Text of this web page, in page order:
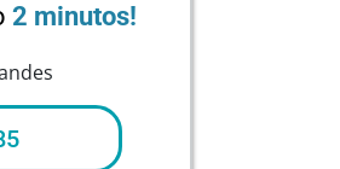
2 minutos!